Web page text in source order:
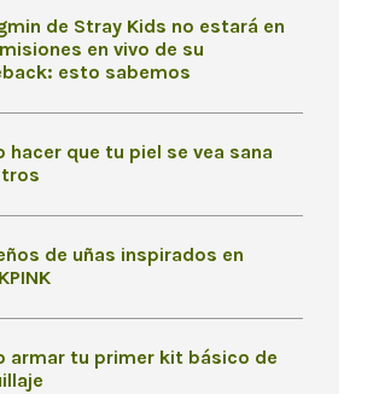
de Stray Kids no estará en
en vivo de su
esto sabemos
hacer que tu piel se vea sana
de uñas inspirados en
armar tu primer kit básico de